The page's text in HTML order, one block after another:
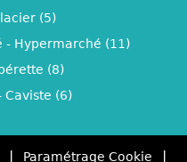
(5)
- Hypermarché (11)
(8)
Caviste (6)
| Paramétrage Cookie |